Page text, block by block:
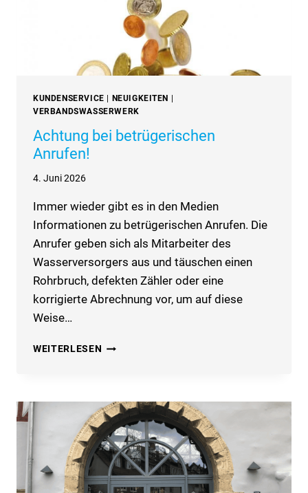
KUNDENSERVICE NEUIGKEITEN
VERBANDSWASSERWERK
Achtung bei betrügerischen
Anrufen!
4. Juni 2026
Immer wieder gibt es in den Medien
Informationen zu betrügerischen Anrufen. Die
Anrufer geben sich als Mitarbeiter des
Wasserversorgers aus und täuschen einen
Rohrbruch, defekten Zähler oder eine
korrigierte Abrechnung vor, um auf diese
Weise…
WEITERLESEN ACHTUNG